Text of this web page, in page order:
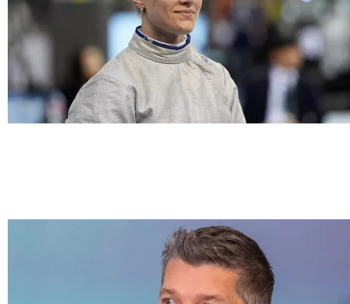
Ростислав Карандеев / Facebook&nbsp;
Обстрел Днепра
совершили ракетные обстрелы Днепра и попали
По состоянию на 21:30 за медицинской помощью обратились три человека. На
Клименко отметил, что проводится поквартирный обход, людям оказывают
сообщил
, что оккупанты также попали в здание